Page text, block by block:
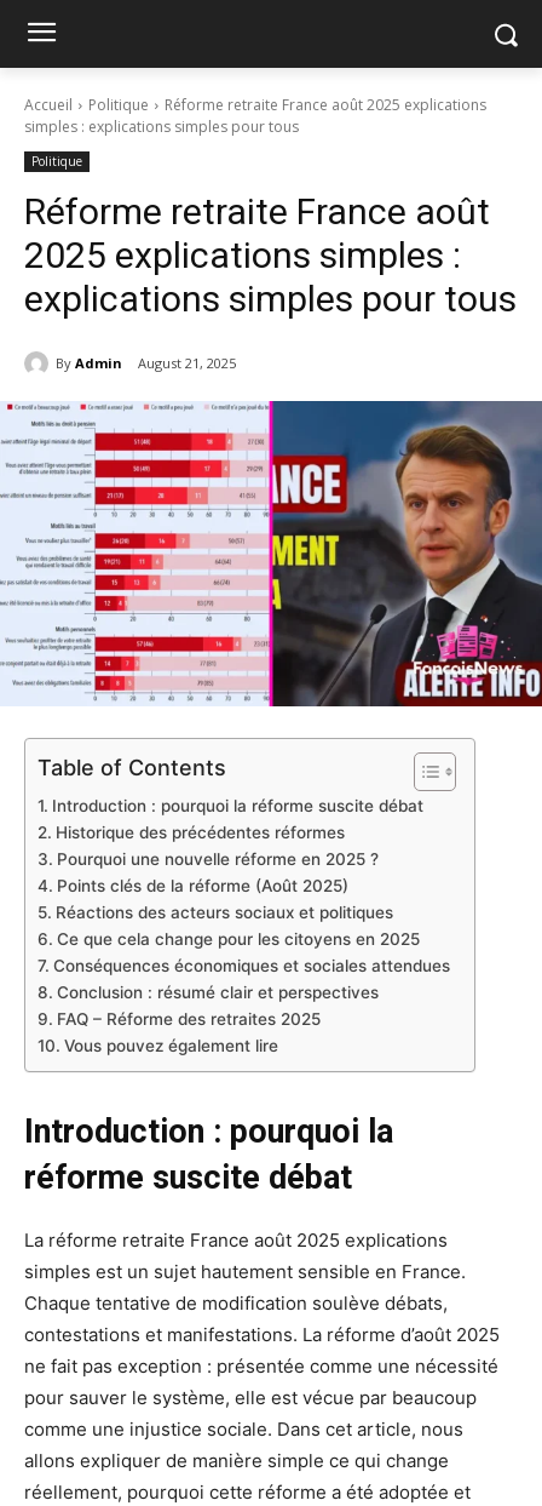
Accueil Politique
Réforme retraite France août 2025 explications
simples : explications simples pour tous
Politique
Réforme retraite France août
2025 explications simples :
explications simples pour tous
By Admin August 21, 2025
Table of Contents
Introduction : pourquoi la réforme suscite débat
Historique des précédentes réformes
Pourquoi une nouvelle réforme en 2025 ?
Points clés de la réforme (Août 2025)
Réactions des acteurs sociaux et politiques
Ce que cela change pour les citoyens en 2025
Conséquences économiques et sociales attendues
Conclusion : résumé clair et perspectives
FAQ – Réforme des retraites 2025
Vous pouvez également lire
Introduction : pourquoi la
réforme suscite débat
La réforme retraite France août 2025 explications
simples est un sujet hautement sensible en France.
Chaque tentative de modification soulève débats,
contestations et manifestations. La réforme d’août 2025
ne fait pas exception : présentée comme une nécessité
pour sauver le système, elle est vécue par beaucoup
comme une injustice sociale. Dans cet article, nous
allons expliquer de manière simple ce qui change
réellement, pourquoi cette réforme a été adoptée et